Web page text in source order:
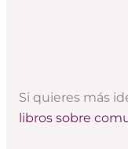
Si quieres más
libros sobre